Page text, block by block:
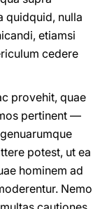
quidquid, nulla
etiamsi
cedere
provehit, quae
pertinent —
potest, ut ea
hominem ad
Nemo